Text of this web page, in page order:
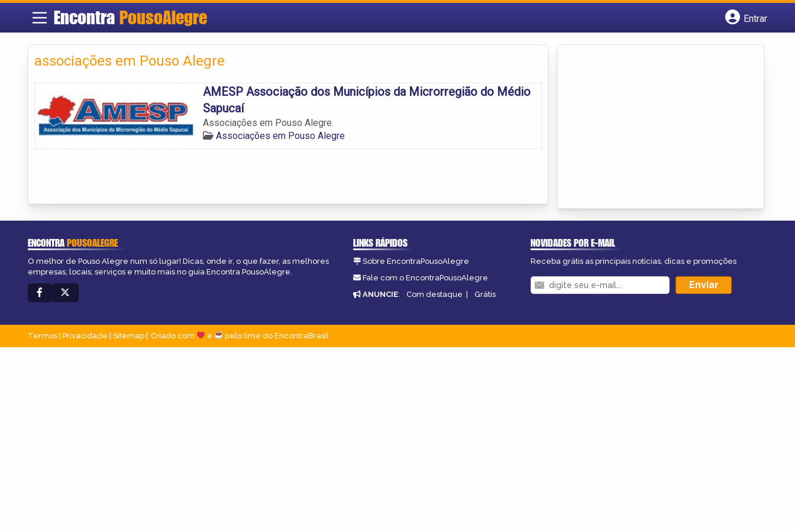
Encontra PousoAlegre
Entrar
associações em Pouso Alegre
AMESP Associação dos Municípios da Microrregião do Médio
Sapucaí
Associações em Pouso Alegre.
Associações em Pouso Alegre
ENCONTRAPOUSOALEGRE
O melhor de Pouso Alegre num só lugar! Dicas, onde ir, o que fazer, as melhores
empresas, locais, serviços e muito mais no guia Encontra PousoAlegre.
LINKS RÁPIDOS
Sobre EncontraPousoAlegre
Fale com o EncontraPousoAlegre
ANUNCIE: Com destaque | Grátis
NOVIDADES POR E-MAIL
Receba grátis as principais notícias, dicas e promoções
Termos Privacidade Sitemap Criado com e pelo time do EncontraBrasil